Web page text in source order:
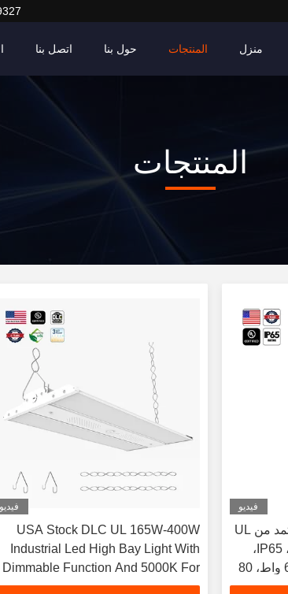
منزل المنتجات حول بنا اتصل بنا
المنتجات
فيديو
مصباح عمود LED خارجي معتمد من UL
في الولايات المتحدة الأمريكية، IP65،
ألومنيوم، 30 واط، 50 واط، 60 واط، 80
واط، 100 واط، مصباح حديقة LED
فيديو
USA Stock DLC UL 165W-400W
Industrial Led High Bay Light With
Dimmable Function And 5000K For
Warehouses